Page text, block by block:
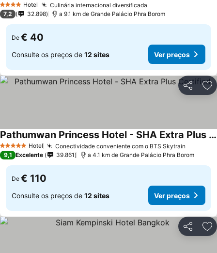
4 EstrelasHotel Culinária internacional diversificada
7,2 32.898 a 9.1 km de Grande Palácio Phra Borom
De € 40
Consulte os preços de 12 sites Ver preços
Partilhar
5 Estrelas Hotel Conectividade conveniente com o BTS Skytrain
Pathumwan Princess Hotel - SHA Extra Plus Certified
9,1 Excelente 39.861 a 4.1 km de Grande Palácio Phra Borom
De € 110
Consulte os preços de 12 sites Ver preços
Partilhar